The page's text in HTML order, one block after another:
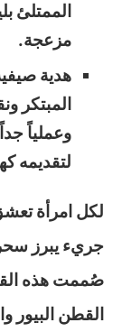
الممتلئ
مزعجة.
هدية
المبتكر
وعملياً
لتقديمه
لكل امرأة
جريء يبرز
صُممت هذه
القطن البيور